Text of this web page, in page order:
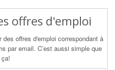
offres d'emploi
offres d'emploi correspondant à
par email. C’est aussi simple que
ça!